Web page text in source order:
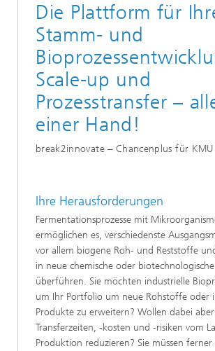
Die Plattform für
Stamm- und
Scale-up und
Prozesstransfer –
einer Hand!
break2innovate – Chancenplus für KMU
Ihre Herausforderungen
Fermentationsprozesse mit
ermöglichen es, verschiedenste
vor allem biogene Roh- und Reststoffe
in neue chemische oder
überführen. Sie möchten industrielle
um Ihr Portfolio um neue Rohstoffe oder
Produkte zu erweitern? Wollen dabei
Transferzeiten, -kosten und -risiken vom
Produktion reduzieren? Sie müssen ferner